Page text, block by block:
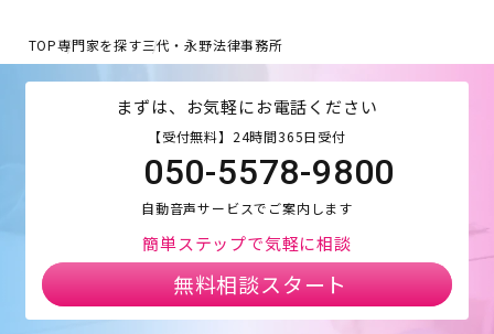
TOP専門家を探す三代・永野法律事務所
まずは、お気軽にお電話ください
【受付無料】24時間365日受付
050-5578-9800
自動音声サービスでご案内します
簡単ステップで気軽に相談
無料相談スタート